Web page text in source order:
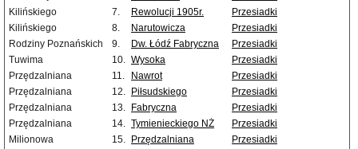
Kilińskiego
7. Rewolucji 1905r.
Przesiadki
Kilińskiego
8. Narutowicza
Przesiadki
Rodziny Poznańskich
9. Dw. Łódź Fabryczna
Przesiadki
Tuwima
10. Wysoka
Przesiadki
Przędzalniana
11. Nawrot
Przesiadki
Przędzalniana
12. Piłsudskiego
Przesiadki
Przędzalniana
13. Fabryczna
Przesiadki
Przędzalniana
14. Tymienieckiego NŻ
Przesiadki
Milionowa
15. Przędzalniana
Przesiadki